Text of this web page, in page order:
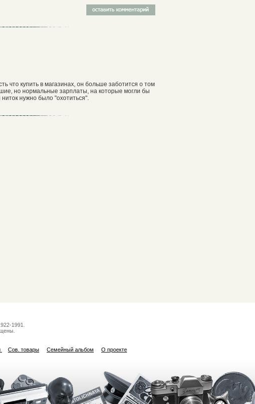
что купить в магазинах, он больше заботится о том
но нормальные зарплаты, на которые могли бы
ниток нужно было "охотиться".
1991.
Сов. товары Семейный альбом О проекте